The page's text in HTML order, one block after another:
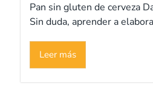
Pan sin gluten de cerveza
Sin duda, aprender a
Leer más